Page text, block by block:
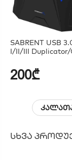
SABRENT USB
I/II/III Duplicator/Cloner
200₾
ᲡᲮᲕᲐ